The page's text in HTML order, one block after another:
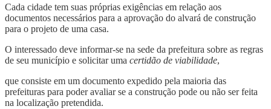
Cada cidade tem suas próprias exigências em relação aos
documentos necessários para a aprovação do alvará de construção
para o projeto de uma casa.
O interessado deve informar-se na sede da prefeitura sobre as regras
de seu município e solicitar uma certidão de viabilidade,
que consiste em um documento expedido pela maioria das
prefeituras para poder avaliar se a construção pode ou não ser feita
na localização pretendida.